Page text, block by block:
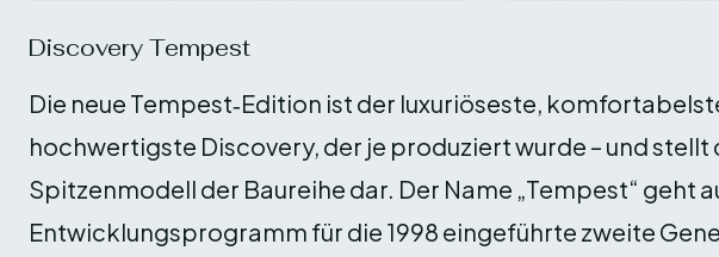
Discovery Tempest
Die neue Tempest‑Edition ist der luxuriöseste,
hochwertigste Discovery, der je produziert wurde – und stellt
Spitzenmodell der Baureihe dar. Der Name „Tempest“ geht
Entwicklungsprogramm für die 1998 eingeführte zweite